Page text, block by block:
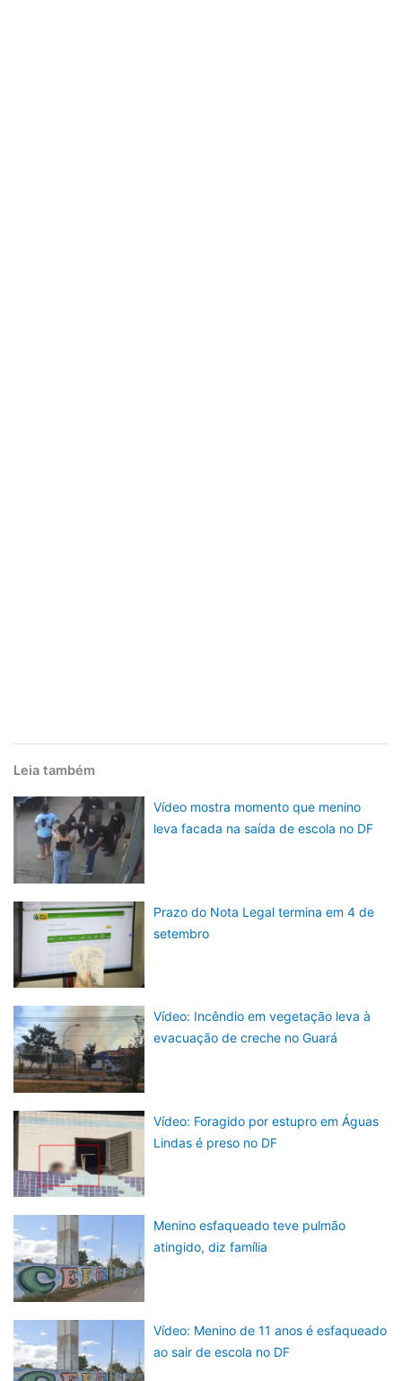
Leia também
Vídeo mostra momento que menino
leva facada na saída de escola no DF
Prazo do Nota Legal termina em 4 de
setembro
Vídeo: Incêndio em vegetação leva à
evacuação de creche no Guará
Vídeo: Foragido por estupro em Águas
Lindas é preso no DF
Menino esfaqueado teve pulmão
atingido, diz família
Vídeo: Menino de 11 anos é esfaqueado
ao sair de escola no DF